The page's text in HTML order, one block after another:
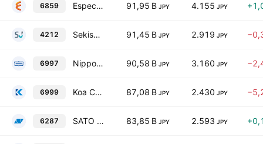
6859 Espec Corp. 91,95 B JPY 4.155 JPY
4212 Sekisui Jushi Corporation 91,45 B JPY 2.919 JPY
6997 Nippon Chemi-Con Corporation 90,58 B JPY 3.160 JPY
6999 Koa Corporation 87,08 B JPY 2.430 JPY
6287 SATO CORPORATION 83,85 B JPY 2.593 JPY